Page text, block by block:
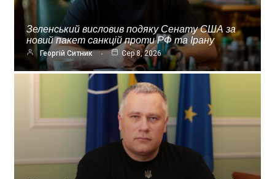
Зеленський висловив подяку Сенату США за
новий пакет санкцій проти РФ та Ірану
Георгій Ситник Сер 8, 2026